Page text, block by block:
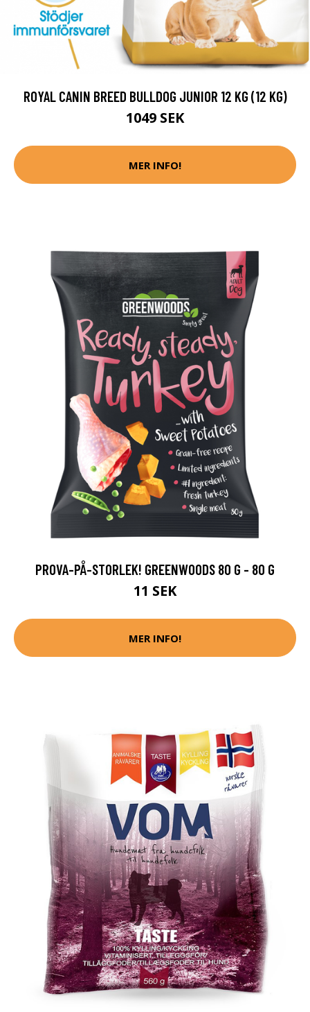
ROYAL CANIN BREED BULLDOG JUNIOR 12 KG (12 KG)
1049 SEK
MER INFO!
PROVA-PÅ-STORLEK! GREENWOODS 80 G - 80 G
11 SEK
MER INFO!